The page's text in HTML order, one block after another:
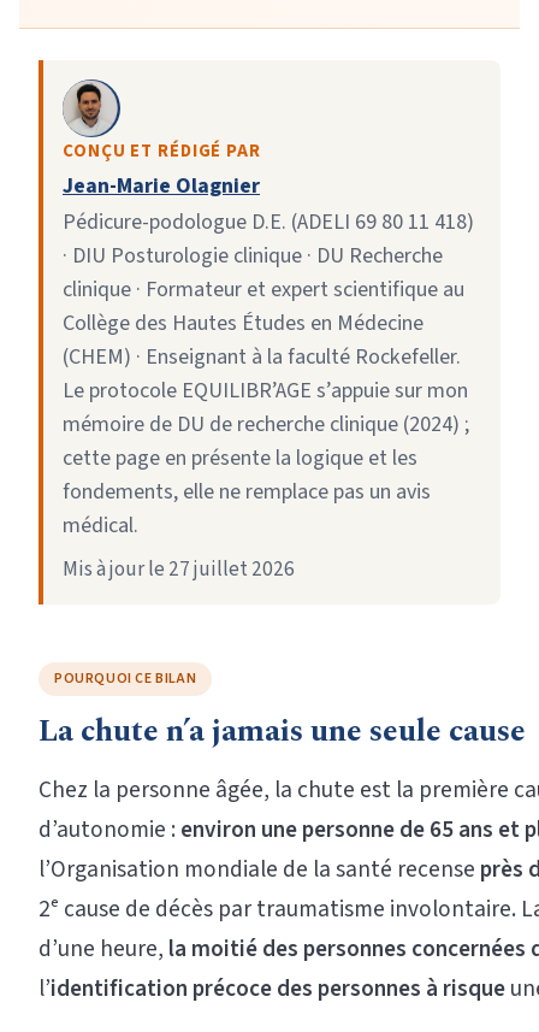
CONÇU ET RÉDIGÉ PAR
Jean-Marie Olagnier
Pédicure-podologue D.E. (ADELI 69 80 11 418)
· DIU Posturologie clinique · DU Recherche
clinique · Formateur et expert scientifique au
Collège des Hautes Études en Médecine
(CHEM) · Enseignant à la faculté Rockefeller.
Le protocole EQUILIBR’AGE s’appuie sur mon
mémoire de DU de recherche clinique (2024) ;
cette page en présente la logique et les
fondements, elle ne remplace pas un avis
médical.
Mis à jour le 27 juillet 2026
POURQUOI CE BILAN
La chute n’a jamais une seule cause
Chez la personne âgée, la chute est la première
d’autonomie : environ une personne de 65 ans et
l’Organisation mondiale de la santé recense près
2ᵉ cause de décès par traumatisme involontaire.
d’une heure, la moitié des personnes concernées
l’identification précoce des personnes à risque